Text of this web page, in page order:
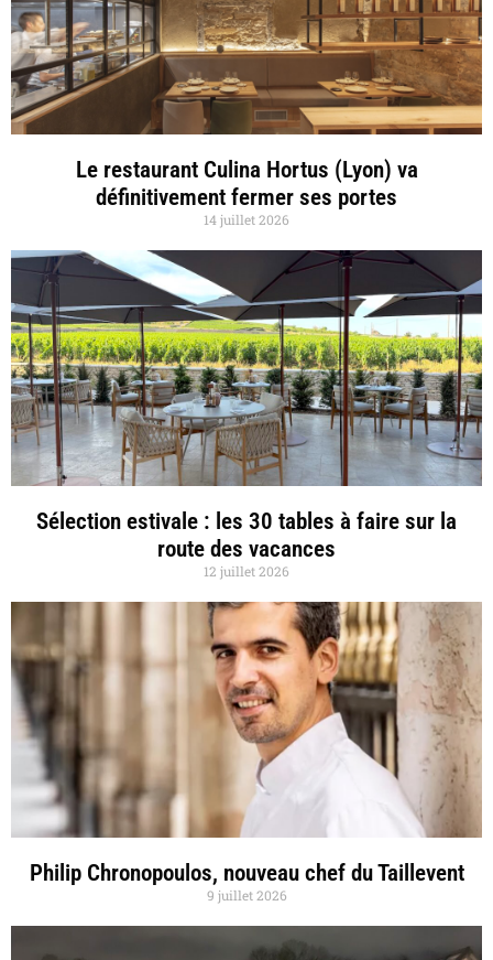
Le restaurant Culina Hortus (Lyon) va
définitivement fermer ses portes
14 juillet 2026
Sélection estivale : les 30 tables à faire sur la
route des vacances
12 juillet 2026
Philip Chronopoulos, nouveau chef du Taillevent
9 juillet 2026